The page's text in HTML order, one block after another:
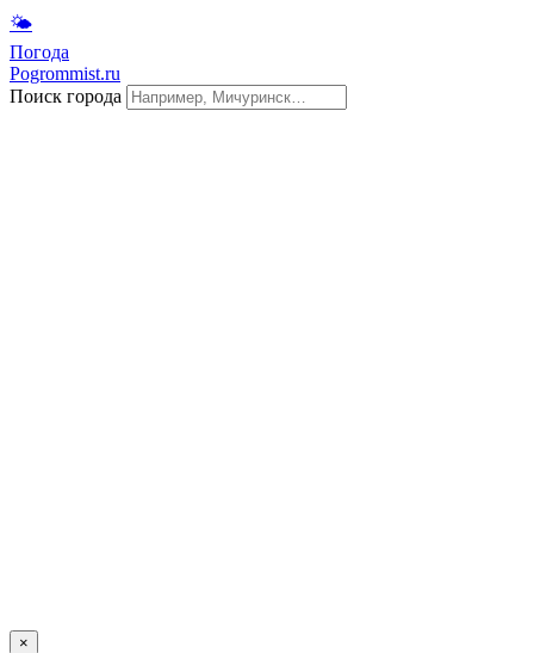
🌤
Погода
Pogrommist.ru
Поиск города
×